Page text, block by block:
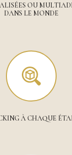
OU
DANS LE MONDE
À CHAQUE